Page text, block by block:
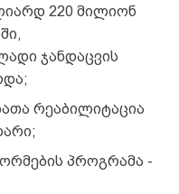
220 მილიონ
ჯანდაცვის
რეაბილიტაცია
პროგრამა -